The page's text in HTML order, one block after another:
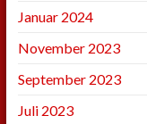
Januar 2024
November 2023
September 2023
Juli 2023